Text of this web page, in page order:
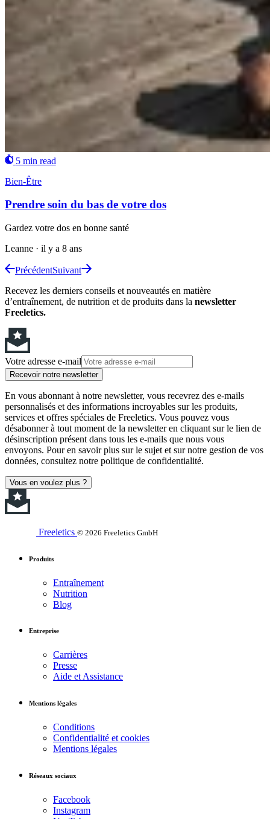
5 min read
Bien-Être
Prendre soin du bas de votre dos
Gardez votre dos en bonne santé
Leanne · il y a 8 ans
PrécédentSuivant
Recevez les derniers conseils et nouveautés en matière
d’entraînement, de nutrition et de produits dans la newsletter
Freeletics.
Votre adresse e-mail
Recevoir notre newsletter
En vous abonnant à notre newsletter, vous recevrez des e-mails
personnalisés et des informations incroyables sur les produits,
services et offres spéciales de Freeletics. Vous pouvez vous
désabonner à tout moment de la newsletter en cliquant sur le lien de
désinscription présent dans tous les e-mails que nous vous
envoyons. Pour en savoir plus sur le sujet et sur notre gestion de vos
données, consultez notre politique de confidentialité.
Vous en voulez plus ?
Freeletics © 2026 Freeletics GmbH
Produits
Entraînement
Nutrition
Blog
Entreprise
Carrières
Presse
Aide et Assistance
Mentions légales
Conditions
Confidentialité et cookies
Mentions légales
Réseaux sociaux
Facebook
Instagram